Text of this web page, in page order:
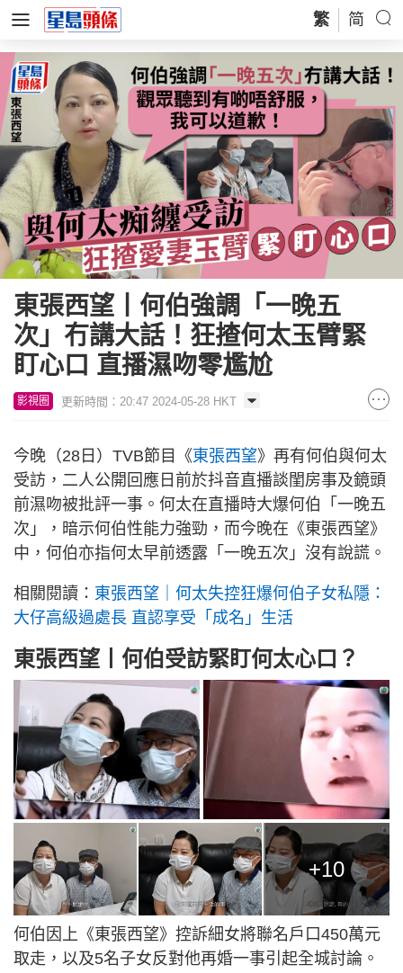
繁 简
東張西望丨何伯強調「一晚五
次」冇講大話！狂揸何太玉臂緊
盯心口 直播濕吻零尷尬
影視圈 更新時間：20:47 2024-05-28 HKT
今晚（28日）TVB節目《東張西望》再有何伯與何太
受訪，二人公開回應日前於抖音直播談閨房事及鏡頭
前濕吻被批評一事。何太在直播時大爆何伯「一晚五
次」，暗示何伯性能力強勁，而今晚在《東張西望》
中，何伯亦指何太早前透露「一晚五次」沒有說謊。
相關閱讀： 東張西望｜何太失控狂爆何伯子女私隱：
大仔高級過處長 直認享受「成名」生活
東張西望丨何伯受訪緊盯何太心口？
+10
何伯因上《東張西望》控訴細女將聯名戶口450萬元
取走，以及5名子女反對他再婚一事引起全城討論。